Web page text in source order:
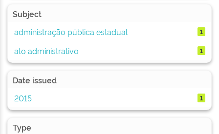
Subject
administração pública estadual
1
ato administrativo 1
Date issued
2015
1
Type